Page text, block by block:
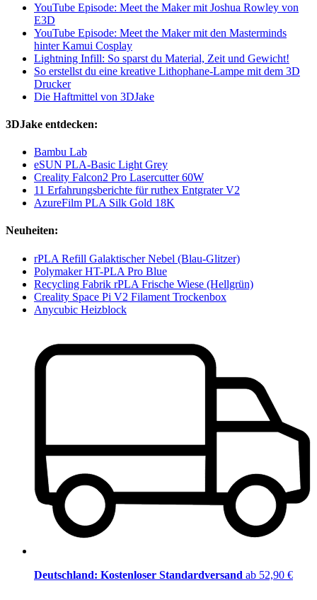
YouTube Episode: Meet the Maker mit Joshua Rowley von
E3D
YouTube Episode: Meet the Maker mit den Masterminds
hinter Kamui Cosplay
Lightning Infill: So sparst du Material, Zeit und Gewicht!
So erstellst du eine kreative Lithophane-Lampe mit dem 3D
Drucker
Die Haftmittel von 3DJake
3DJake entdecken:
Bambu Lab
eSUN PLA-Basic Light Grey
Creality Falcon2 Pro Lasercutter 60W
11 Erfahrungsberichte für ruthex Entgrater V2
AzureFilm PLA Silk Gold 18K
Neuheiten:
rPLA Refill Galaktischer Nebel (Blau-Glitzer)
Polymaker HT-PLA Pro Blue
Recycling Fabrik rPLA Frische Wiese (Hellgrün)
Creality Space Pi V2 Filament Trockenbox
Anycubic Heizblock
Deutschland: Kostenloser Standardversand ab 52,90 €